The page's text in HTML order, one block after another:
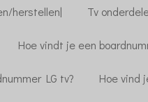
herstellen| Tv
Hoe vindt je een
LG tv? Hoe vind